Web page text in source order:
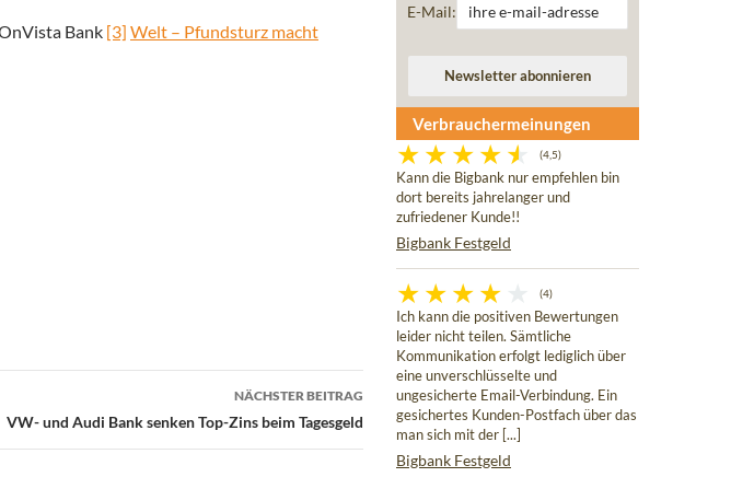
Bank [3] Welt – Pfundsturz macht
NÄCHSTER BEITRAG
VW- und Audi Bank senken Top-Zins beim Tagesgeld
E-Mail:
Verbrauchermeinungen
(4,5)
Kann die Bigbank nur empfehlen bin
dort bereits jahrelanger und
zufriedener Kunde!!
Bigbank Festgeld
(4)
Ich kann die positiven Bewertungen
leider nicht teilen. Sämtliche
Kommunikation erfolgt lediglich über
eine unverschlüsselte und
ungesicherte Email-Verbindung. Ein
gesichertes Kunden-Postfach über das
man sich mit der [...]
Bigbank Festgeld